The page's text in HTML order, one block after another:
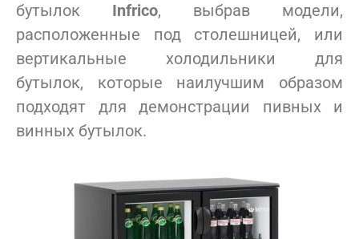
бутылок Infrico, выбрав модели,
расположенные под столешницей, или
вертикальные холодильники для
бутылок, которые наилучшим образом
подходят для демонстрации пивных и
винных бутылок.